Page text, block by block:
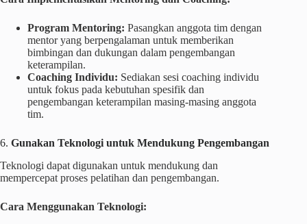
Program Mentoring: Pasangkan anggota tim dengan
mentor yang berpengalaman untuk memberikan
bimbingan dan dukungan dalam pengembangan
keterampilan.
Coaching Individu: Sediakan sesi coaching individu
untuk fokus pada kebutuhan spesifik dan
pengembangan keterampilan masing-masing anggota
tim.
6. Gunakan Teknologi untuk Mendukung Pengembangan
Teknologi dapat digunakan untuk mendukung dan
mempercepat proses pelatihan dan pengembangan.
Cara Menggunakan Teknologi: